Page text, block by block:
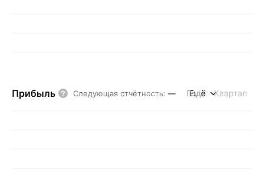
Прибыль Следующая отчётность: — Год Квартал
Ещё